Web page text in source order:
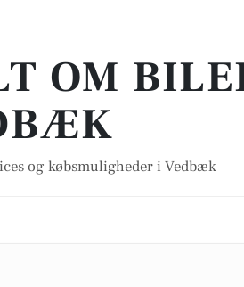
OM
og købsmuligheder i Vedbæk